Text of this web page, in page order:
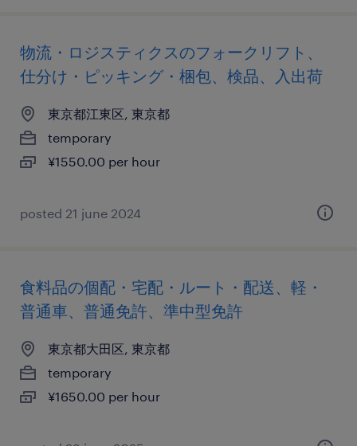
物流・ロジスティクスのフォークリフト、
仕分け・ピッキング・梱包、検品、入出荷
東京都江東区, 東京都
temporary
¥1550.00 per hour
posted 21 june 2024
食料品の個配・宅配・ルート・配送、軽・
普通車、普通免許、準中型免許
東京都大田区, 東京都
temporary
¥1650.00 per hour